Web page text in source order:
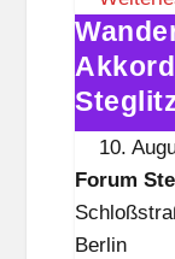
t
e
g
l
i
t
z
„600
im
Forum
Steglitz
10.
Forum
Berlin